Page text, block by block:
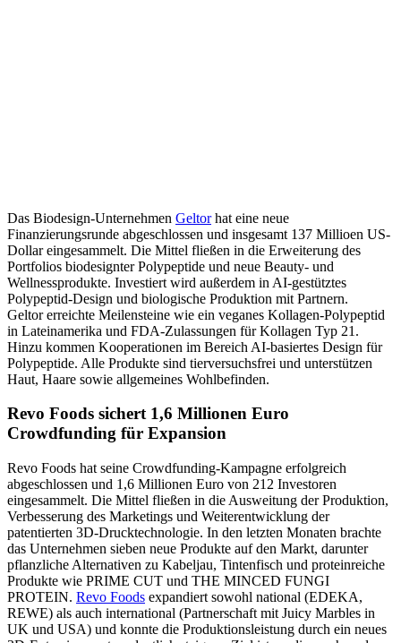
Das Biodesign-Unternehmen Geltorhat eine neue
Finanzierungsrunde abgeschlossen und insgesamt 137 Millioen US-
Dollar eingesammelt. Die Mittel fließen in die Erweiterung des
Portfolios biodesignter Polypeptide und neue Beauty- und
Wellnessprodukte. Investiert wird außerdem in AI-gestütztes
Polypeptid-Design und biologische Produktion mit Partnern.
Geltor erreichte Meilensteine wie ein veganes Kollagen-Polypeptid
in Lateinamerika und FDA-Zulassungen für Kollagen Typ 21.
Hinzu kommen Kooperationen im Bereich AI-basiertes Design für
Polypeptide. Alle Produkte sind tierversuchsfrei und unterstützen
Haut, Haare sowie allgemeines Wohlbefinden.
Revo Foods sichert 1,6 Millionen Euro
Crowdfunding für Expansion
Revo Foods hat seine Crowdfunding-Kampagne erfolgreich
abgeschlossen und 1,6 Millionen Euro von 212 Investoren
eingesammelt. Die Mittel fließen in die Ausweitung der Produktion,
Verbesserung des Marketings und Weiterentwicklung der
patentierten 3D-Drucktechnologie. In den letzten Monaten brachte
das Unternehmen sieben neue Produkte auf den Markt, darunter
pflanzliche Alternativen zu Kabeljau, Tintenfisch und proteinreiche
Produkte wie PRIME CUT und THE MINCED FUNGI
PROTEIN. Revo Foods expandiert sowohl national (EDEKA,
REWE) als auch international (Partnerschaft mit Juicy Marbles in
UK und USA) und konnte die Produktionsleistung durch ein neues